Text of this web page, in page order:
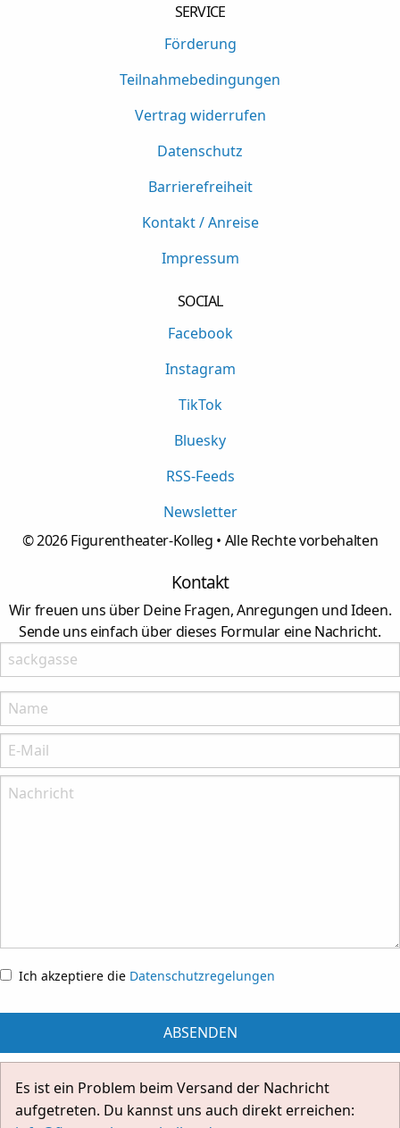
SERVICE
Förderung
Teilnahmebedingungen
Vertrag widerrufen
Datenschutz
Barrierefreiheit
Kontakt / Anreise
Impressum
SOCIAL
Facebook
Instagram
TikTok
Bluesky
RSS-Feeds
Newsletter
©2026Figurentheater-Kolleg • Alle Rechte vorbehalten
Kontakt
Wir freuen uns über Deine Fragen, Anregungen und Ideen.
Sende uns einfach über dieses Formular eine Nachricht.
Lasses leer
Name:
Bitte nenne Deinen Namenn
E-Mail:
Bitte nenne Deine E-Mail-Anschrift
Nachricht:
Ich akzeptiere die Datenschutzregelungen
ABSENDEN
Es ist ein Problem beim Versand der Nachricht
aufgetreten. Du kannst uns auch direkt erreichen: